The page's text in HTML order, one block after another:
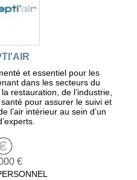
et essentiel pour les
dans les secteurs du
restauration, de l’industrie,
pour assurer le suivi et
l’air intérieur au sein d’un
€